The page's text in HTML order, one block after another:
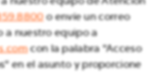
o envíe un correo
a nuestro equipo a
con la palabra "Acceso
en el asunto y proporcione